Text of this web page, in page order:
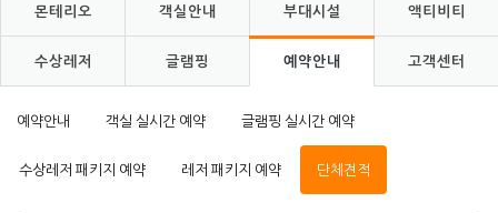
몬테리오 객실안내 부대시설 액티비티
수상레저 글램핑 예약안내 고객센터
예약안내 객실 실시간 예약 글램핑 실시간 예약
수상레저 패키지 예약 레저 패키지 예약 단체견적